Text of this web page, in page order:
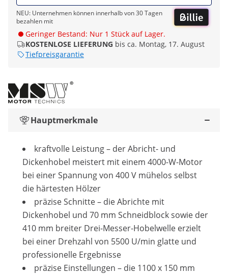
NEU: Unternehmen können innerhalb von 30 Tagen
bezahlen mit
Geringer Bestand: Nur 1 Stück auf Lager.
KOSTENLOSE LIEFERUNG bis ca. Montag, 17. August
Tiefpreisgarantie
Hauptmerkmale
kraftvolle Leistung – der Abricht- und
Dickenhobel meistert mit einem 4000-W-Motor
bei einer Spannung von 400 V mühelos selbst
die härtesten Hölzer
präzise Schnitte – die Abrichte mit
Dickenhobel und 70 mm Schneidblock sowie der
410 mm breiter Drei-Messer-Hobelwelle erzielt
bei einer Drehzahl von 5500 U/min glatte und
professionelle Ergebnisse
präzise Einstellungen – die 1100 x 150 mm